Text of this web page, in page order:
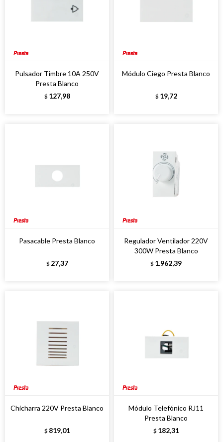
Pulsador Timbre 10A 250V
Presta Blanco
$ 127,98
Módulo Ciego Presta Blanco
$ 19,72
Pasacable Presta Blanco
$ 27,37
Regulador Ventilador 220V
300W Presta Blanco
$ 1.962,39
Chicharra 220V Presta Blanco
$ 819,01
Módulo Telefónico RJ11
Presta Blanco
$ 182,31